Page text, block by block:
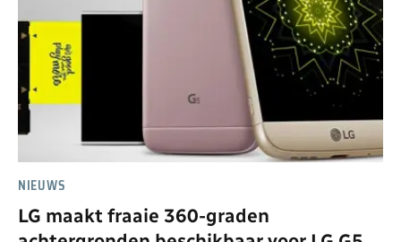
NIEUWS
LG maakt fraaie 360-graden